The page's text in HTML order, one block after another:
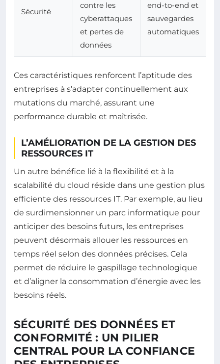
Sécurité
contre les
cyberattaques
et pertes de
données
end-to-end et
sauvegardes
automatiques
Ces caractéristiques renforcent l’aptitude des
entreprises à s’adapter continuellement aux
mutations du marché, assurant une
performance durable et maîtrisée.
L’AMÉLIORATION DE LA GESTION DES
RESSOURCES IT
Un autre bénéfice lié à la flexibilité et à la
scalabilité du cloud réside dans une gestion plus
efficiente des ressources IT. Par exemple, au lieu
de surdimensionner un parc informatique pour
anticiper des besoins futurs, les entreprises
peuvent désormais allouer les ressources en
temps réel selon des données précises. Cela
permet de réduire le gaspillage technologique
et d’aligner la consommation d’énergie avec les
besoins réels.
SÉCURITÉ DES DONNÉES ET
CONFORMITÉ : UN PILIER
CENTRAL POUR LA CONFIANCE